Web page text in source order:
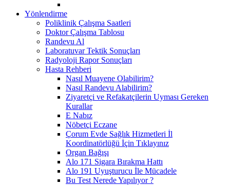
Yönlendirme
Poliklinik Çalışma Saatleri
Doktor Çalışma Tablosu
Randevu Al
Laboratuvar Tektik Sonuçları
Radyoloji Rapor Sonuçları
Hasta Rehberi
Nasıl Muayene Olabilirim?
Nasıl Randevu Alabilirim?
Ziyaretçi ve Refakatçilerin Uyması Gereken
Kurallar
E Nabız
Nöbetçi Eczane
Çorum Evde Sağlık Hizmetleri İl
Koordinatörlüğü İçin Tıklayınız
Organ Bağışı
Alo 171 Sigara Bırakma Hattı
Alo 191 Uyuşturucu İle Mücadele
Bu Test Nerede Yapılıyor ?